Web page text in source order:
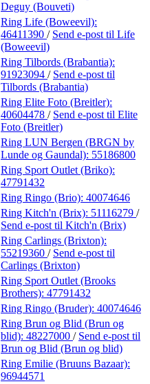
Deguy (Bouveti)
Ring Life (Boweevil):
46411390 / Send e-post til Life
(Boweevil)
Ring Tilbords (Brabantia):
91923094 / Send e-post til
Tilbords (Brabantia)
Ring Elite Foto (Breitler):
40604478 / Send e-post til Elite
Foto (Breitler)
Ring LUN Bergen (BRGN by
Lunde og Gaundal): 55186800
Ring Sport Outlet (Briko):
47791432
Ring Ringo (Brio): 40074646
Ring Kitch'n (Brix): 51116279 /
Send e-post til Kitch'n (Brix)
Ring Carlings (Brixton):
55219360 / Send e-post til
Carlings (Brixton)
Ring Sport Outlet (Brooks
Brothers): 47791432
Ring Ringo (Bruder): 40074646
Ring Brun og Blid (Brun og
blid): 48227000 / Send e-post til
Brun og Blid (Brun og blid)
Ring Emilie (Bruuns Bazaar):
96944571